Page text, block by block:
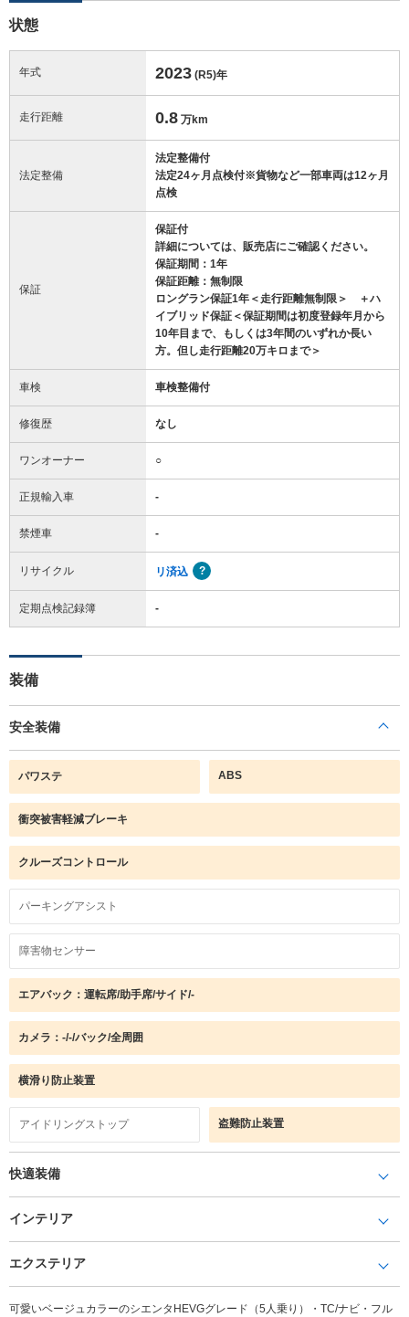
状態
年式 2023 (R5)年
走行距離 0.8 万km
法定整備
法定整備付
法定24ヶ月点検付※貨物など一部車両は12ヶ月
点検
保証
保証付
詳細については、販売店にご確認ください。
保証期間：1年
保証距離：無制限
ロングラン保証1年＜走行距離無制限＞ ＋ハ
イブリッド保証＜保証期間は初度登録年月から
10年目まで、もしくは3年間のいずれか長い
方。但し走行距離20万キロまで＞
車検 車検整備付
修復歴 なし
ワンオーナー ○
正規輸入車 -
禁煙車 -
リサイクル リ済込
定期点検記録簿 -
装備
安全装備
パワステ ABS
衝突被害軽減ブレーキ
クルーズコントロール
パーキングアシスト
障害物センサー
エアバック：運転席/助手席/サイド/-
カメラ：-/-/バック/全周囲
横滑り防止装置
アイドリングストップ 盗難防止装置
快適装備
インテリア
エクステリア
可愛いベージュカラーのシエンタHEVGグレード（5人乗り）・TC/ナビ・フル